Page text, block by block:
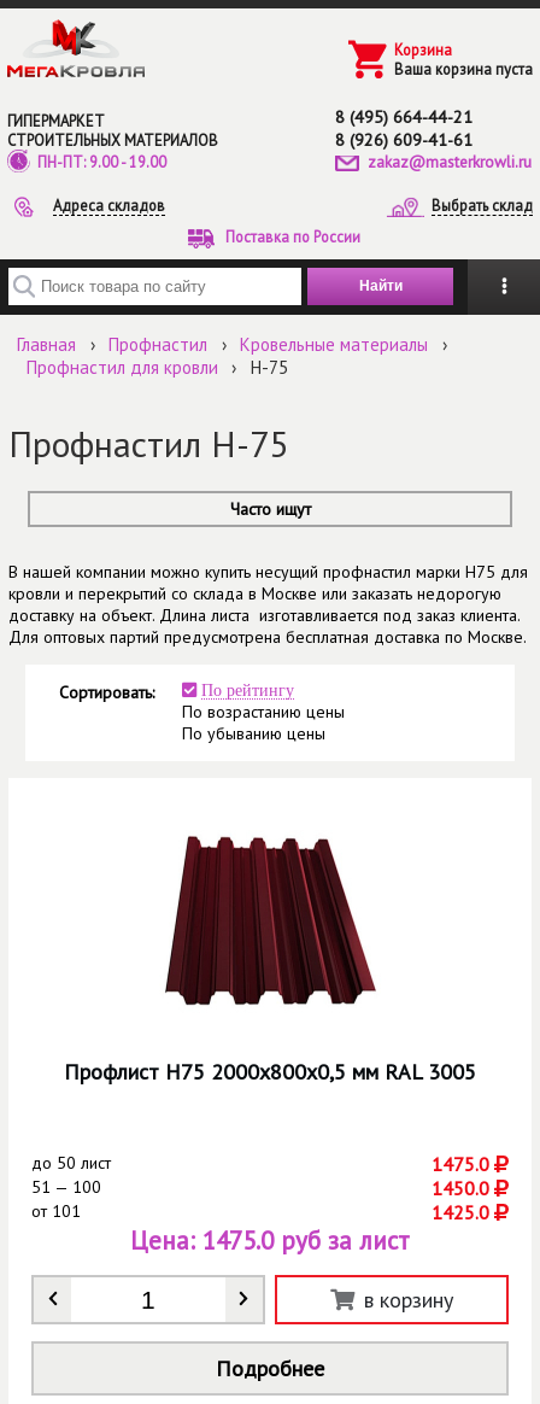
Перейти к основному содержанию
ГИПЕРМАРКЕТ
СТРОИТЕЛЬНЫХ МАТЕРИАЛОВ
ПН-ПТ: 9.00 - 19.00
8 (495) 664-44-21
8 (926) 609-41-61
zakaz@masterkrowli.ru
Адреса складов
Выбрать склад
Поставка по России
Корзина
Ваша корзина пуста
Введите ключевые слова для поиска
Главная › Профнастил › Кровельные материалы
›
Профнастил для кровли
› Н-75
Профнастил Н-75
Часто ищут
В нашей компании можно купить несущий профнастил марки Н75 для
кровли и перекрытий со склада в Москве или заказать недорогую
доставку на объект. Длина листа изготавливается под заказ клиента.
Для оптовых партий предусмотрена бесплатная доставка по Москве.
Сортировать: По рейтингу
По возрастанию цены
По убыванию цены
Профлист Н75 2000х800х0,5 мм RAL 3005
до 50 лист 1475.0
51 — 100 1450.0
от101 1425.0
Количество
Цена: 1475.0 руб за лист
в корзину
Подробнее